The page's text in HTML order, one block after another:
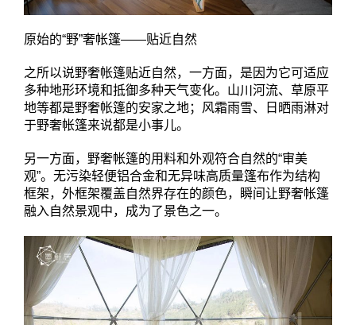
原始的“野”奢帐篷——贴近自然
之所以说野奢帐篷贴近自然，一方面，是因为它可适应
多种地形环境和抵御多种天气变化。山川河流、草原平
地等都是野奢帐篷的安家之地；风霜雨雪、日晒雨淋对
于野奢帐篷来说都是小事儿。
另一方面，野奢帐篷的用料和外观符合自然的“审美
观”。无污染轻便铝合金和无异味高质量篷布作为结构
框架，外框架覆盖自然界存在的颜色，瞬间让野奢帐篷
融入自然景观中，成为了景色之一。